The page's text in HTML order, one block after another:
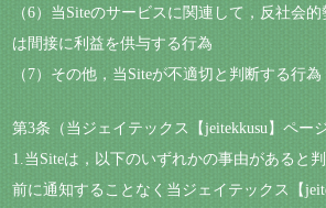
（6）当Siteのサービスに関連して，反社会
は間接に利益を供与する行為
（7）その他，当Siteが不適切と判断する行為
第3条（当ジェイテックス【jeitekkusu】ペー
1.当Siteは，以下のいずれかの事由があると
前に通知することなく当ジェイテックス【